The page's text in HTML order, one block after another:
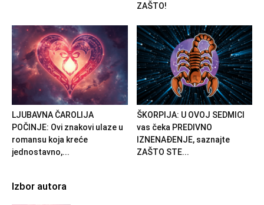
ZAŠTO!
LJUBAVNA ČAROLIJA
POČINJE: Ovi znakovi ulaze u
romansu koja kreće
jednostavno,...
ŠKORPIJA: U OVOJ SEDMICI
vas čeka PREDIVNO
IZNENAĐENJE, saznajte
ZAŠTO STE...
Izbor autora